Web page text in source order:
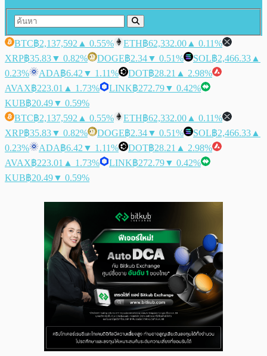
BTC฿2,137,592 ▲ 0.55% ETH฿62,332.00 ▲ 0.11%
XRP฿35.83▼ 0.82% DOGE฿2.34▼ 0.51% SOL฿2,466.33 ▲
0.23%
ADA฿6.42 ▼ 1.11% DOT฿28.21 ▲ 2.98%
AVAX฿223.01 ▲ 1.73% LINK฿272.79▼ 0.42%
KUB฿20.49▼ 0.59%
BTC฿2,137,592 ▲ 0.55% ETH฿62,332.00 ▲ 0.11%
XRP฿35.83▼ 0.82% DOGE฿2.34▼ 0.51% SOL฿2,466.33 ▲
0.23%
ADA฿6.42 ▼ 1.11% DOT฿28.21 ▲ 2.98%
AVAX฿223.01 ▲ 1.73% LINK฿272.79▼ 0.42%
KUB฿20.49▼ 0.59%